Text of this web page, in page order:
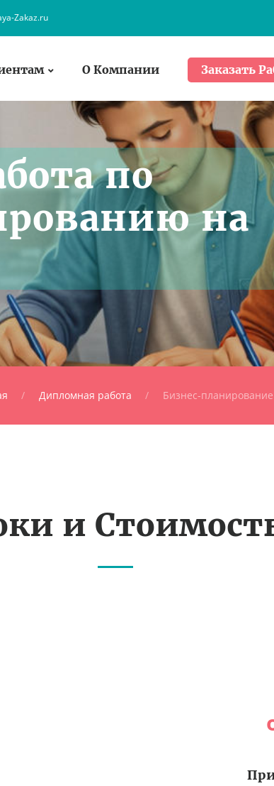
Zakaz.ru
О Компании Заказать
по
на
Дипломная работа Бизнес-планирование
и